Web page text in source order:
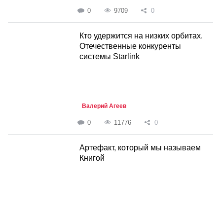
0 9709 0
Кто удержится на низких орбитах.
Отечественные конкуренты
системы Starlink
Валерий Агеев
0 11776 0
Артефакт, который мы называем
Книгой